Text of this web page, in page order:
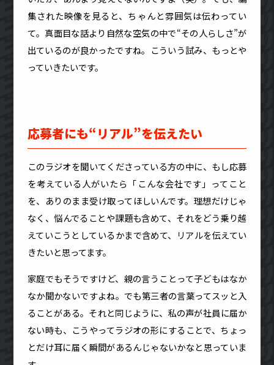
集された映像を見ると、ちゃんと雰囲気は伝わってい
て。真面目な話より自然な空気の中で“その人らしさ”が
出ているのが良かったですね。こういう試み、もっとや
っていきたいです。
応募者にも“リアル”を伝えたい
このラジオを聞いてくださっている方の中に、もし応募
を考えている人がいたら「こんな会社です」ってこと
を、ありのまま受け取ってほしいんです。理想だけじゃ
なく、悩んでることや課題も含めて、それをどう乗り越
えていこうとしているかまで含めて、リアルを伝えてい
きたいと思ってます。
家庭でもそうですけど、親の言うことって子どもはなか
なか聞かないですよね。でも第三者の言葉ってスッと入
ることがある。それと同じように、私の声が社員に届か
ない時も、こうやってラジオの形にすることで、ちょっ
とだけ耳に届く瞬間があるんじゃないかなと思っていま